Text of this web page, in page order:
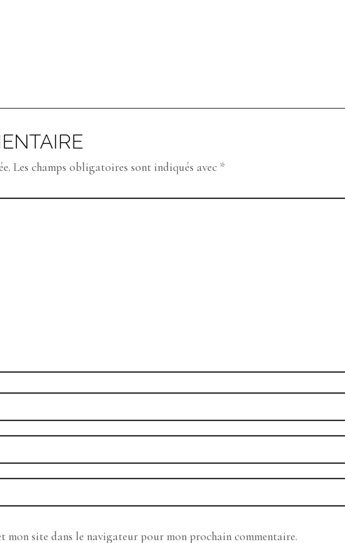
Les champs obligatoires sont indiqués avec *
mon site dans le navigateur pour mon prochain commentaire.